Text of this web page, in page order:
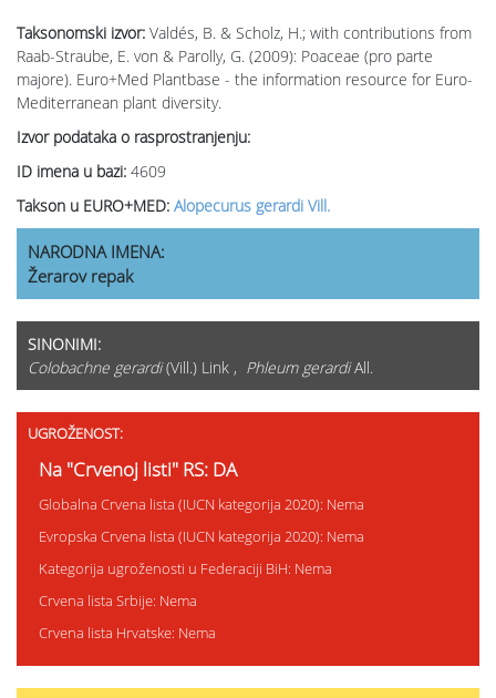
Taksonomski izvor: Valdés, B. & Scholz, H.; with contributions from
Raab-Straube, E. von & Parolly, G. (2009): Poaceae (pro parte
majore). Euro+Med Plantbase - the information resource for Euro-
Mediterranean plant diversity.
Izvor podataka o rasprostranjenju:
ID imena u bazi: 4609
Takson u EURO+MED: Alopecurus gerardi Vill.
NARODNA IMENA:
Žerarov repak
SINONIMI:
Colobachne gerardi(Vill.) Link , Phleum gerardiAll.
UGROŽENOST:
Na "Crvenoj listi" RS: DA
Globalna Crvena lista (IUCN kategorija 2020): Nema
Evropska Crvena lista (IUCN kategorija 2020): Nema
Kategorija ugroženosti u Federaciji BiH: Nema
Crvena lista Srbije: Nema
Crvena lista Hrvatske: Nema